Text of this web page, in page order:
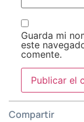
Guarda mi
este
comente.
Compartir